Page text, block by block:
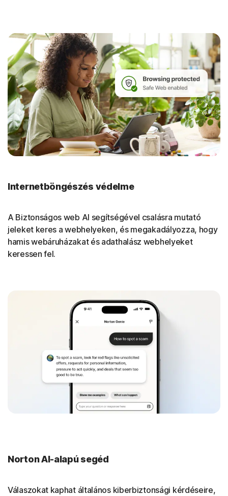
Internetböngészés védelme
A Biztonságos web AI segítségével csalásra mutató
jeleket keres a webhelyeken, és megakadályozza, hogy
hamis webáruházakat és adathalász webhelyeket
keressen fel.
Norton AI-alapú segéd
Válaszokat kaphat általános kiberbiztonsági kérdéseire,